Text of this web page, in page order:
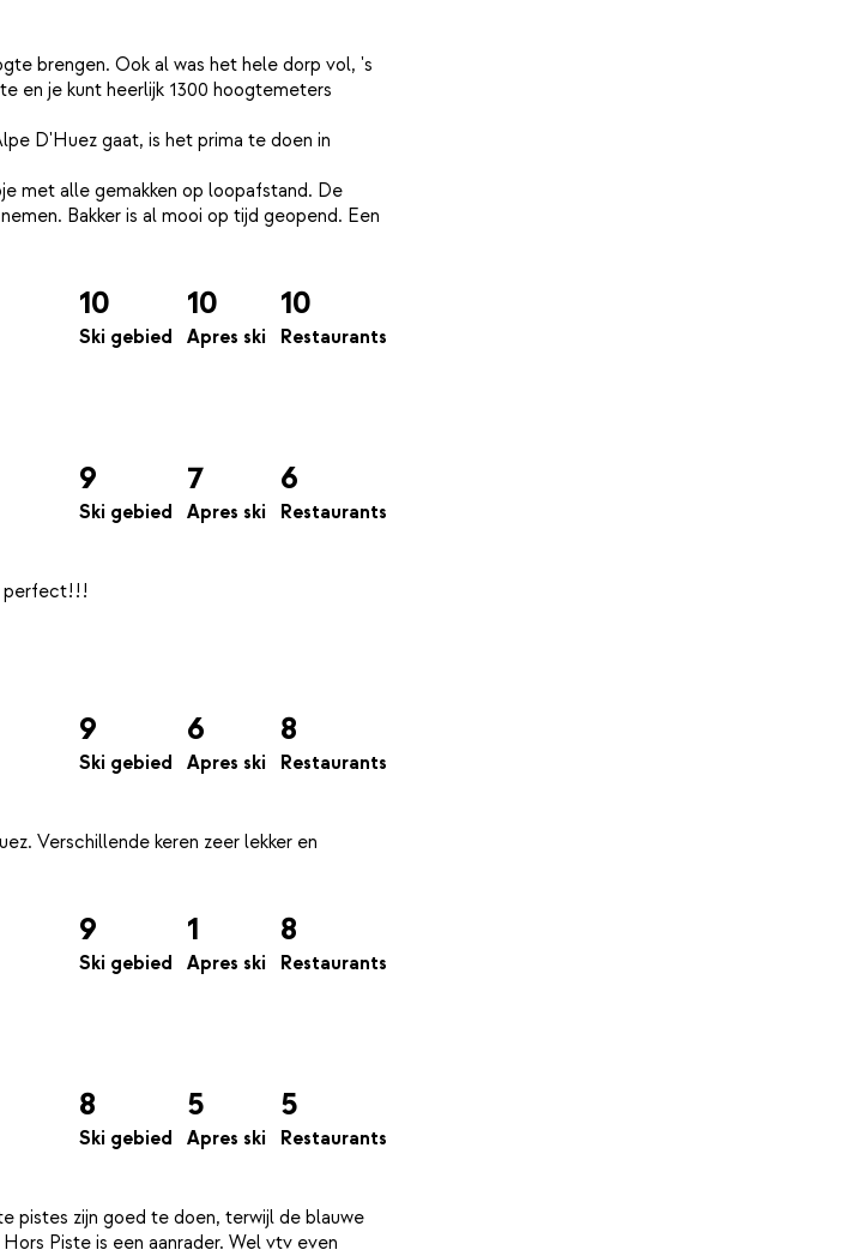
brengen. Ook al was het hele dorp vol, 's
en je kunt heerlijk 1300 hoogtemeters
D'Huez gaat, is het prima te doen in
met alle gemakken op loopafstand. De
Bakker is al mooi op tijd geopend. Een
10
Ski gebied
10
Apres ski
10
Restaurants
9
Ski gebied
7
Apres ski
6
Restaurants
perfect!!!
9
Ski gebied
6
Apres ski
8
Restaurants
Verschillende keren zeer lekker en
9
Ski gebied
1
Apres ski
8
Restaurants
8
Ski gebied
5
Apres ski
5
Restaurants
pistes zijn goed te doen, terwijl de blauwe
Piste is een aanrader. Wel vtv even